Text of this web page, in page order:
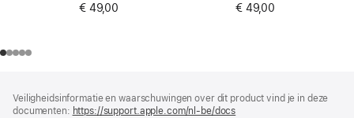
€ 49,00
€ 49,00
Veiligheidsinformatie en waarschuwingen over dit product vind je in deze
documenten: https://support.apple.com/nl-be/docs